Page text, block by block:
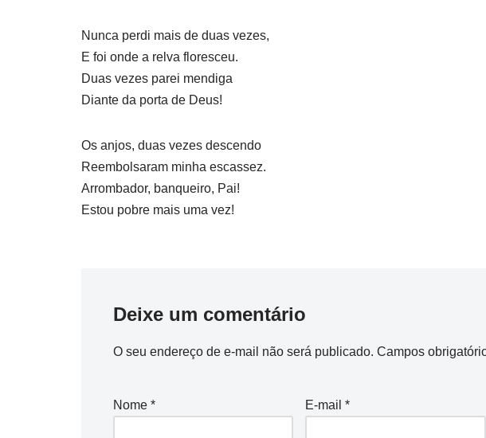
Nunca perdi mais de duas vezes,
E foi onde a relva floresceu.
Duas vezes parei mendiga
Diante da porta de Deus!
Os anjos, duas vezes descendo
Reembolsaram minha escassez.
Arrombador, banqueiro, Pai!
Estou pobre mais uma vez!
Deixe um comentário
O seu endereço de e-mail não será publicado. Campos
Nome * E-mail*